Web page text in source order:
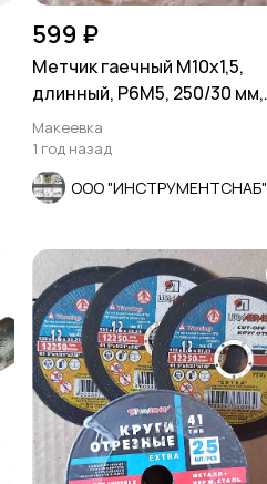
599 ₽
Метчик гаечный М10х1,5,
длинный, Р6М5, 250/30 мм,
основной шаг, 2640-0
Макеевка
1 год назад
ООО "ИНСТРУМЕНТСНАБ"